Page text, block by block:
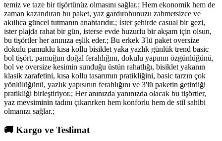
temiz ve taze bir tişörtünüz olmasını sağlar.; Hem ekonomik hem de
zaman kazandıran bu paket, yaz gardırobunuzu zahmetsizce ve
akıllıca güncel tutmanın anahtarıdır.; İster şehirde casual bir gezi,
ister plajda rahat bir gün, isterse evde huzurlu bir akşam için olsun,
bu tişörtler her anınıza eşlik eder.; Bu erkek 3'lü paket oversize
dokulu pamuklu kısa kollu bisiklet yaka yazlık günlük trend basic
bol tişört, pamuğun doğal ferahlığını, dokulu yapının özgünlüğünü,
bol ve oversize kesimin sunduğu üstün rahatlığı, bisiklet yakanın
klasik zarafetini, kısa kollu tasarımın pratikliğini, basic tarzın çok
yönlülüğünü, yazlık yapısının ferahlığını ve 3'lü paketin getirdiği
pratikliği birleştiriyor.; Her anınızda yanınızda olacak bu tişörtler,
yaz mevsiminin tadını çıkarırken hem konforlu hem de stil sahibi
olmanızı sağlar.;
🚚 Kargo ve Teslimat